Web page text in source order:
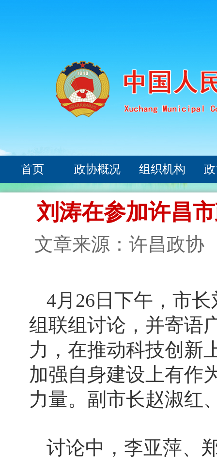
首页 政协概况 组织机构
刘涛在参加许昌
文章来源：许昌政
4月26日下午，市
组联组讨论，并寄语
力，在推动科技创新
加强自身建设上有作
力量。副市长赵淑红
讨论中，李亚萍、